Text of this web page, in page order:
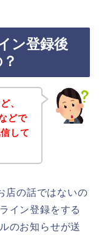
ン登録後
、
どで
して
店の話ではないの
イン登録をする
のお知らせが送